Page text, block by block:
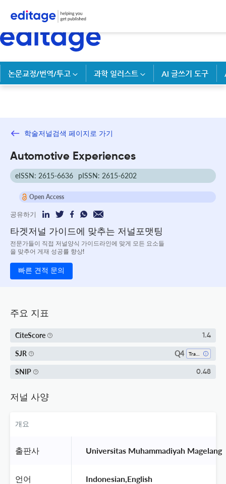
논문교정/번역/투고 과학 일러스트 AI 글쓰기 도구
학술저널검색 페이지로 가기
Automotive Experiences
eISSN: 2615-6636 pISSN: 2615-6202
Open Access
공유하기
타겟저널 가이드에 맞추는 저널포맷팅
전문가들이 직접 저널양식 가이드라인에 맞게 모든 요소들
을 맞추어 게재 성공률 향상!
빠른 견적 문의
주요 지표
CiteScore 1.4
SJR Q4
SNIP 0.48
저널 사양
개요
출판사 Universitas Muhammadiyah Magelang
언어 Indonesian,English